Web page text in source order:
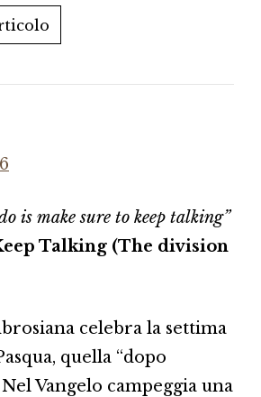
is make sure to keep talking”
Talking (The division
celebra la settima
quella “dopo
Nel Vangelo campeggia una